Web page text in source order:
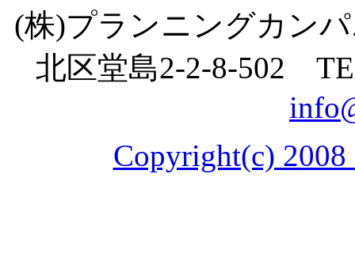
(株)プランニングカン
北区堂島2-2-8-502
Copyright(c)